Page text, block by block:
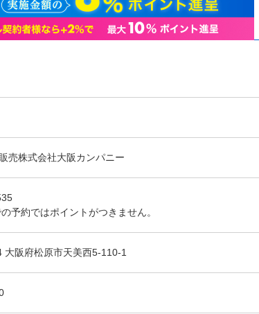
売株式会社大阪カンパニー
予約ではポイントがつきません。
大阪府松原市天美西5-110-1